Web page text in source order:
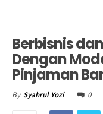
Berbisnis
Dengan
Pinjaman
By Syahrul Yozi 0